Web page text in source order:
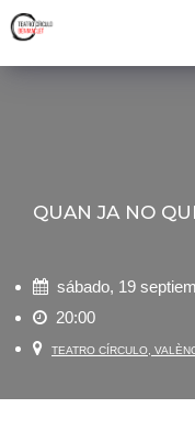
QUAN JA NO
sábado, 19
20:00
TEATRO CÍRCULO,